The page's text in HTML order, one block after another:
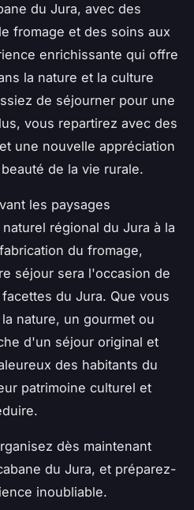
du Jura, avec des
fromage et des soins aux
enrichissante qui offre
la nature et la culture
de séjourner pour une
vous repartirez avec des
une nouvelle appréciation
de la vie rurale.
les paysages
régional du Jura à la
du fromage,
séjour sera l'occasion de
du Jura. Que vous
nature, un gourmet ou
d'un séjour original et
des habitants du
patrimoine culturel et
dès maintenant
du Jura, et préparez-
inoubliable.